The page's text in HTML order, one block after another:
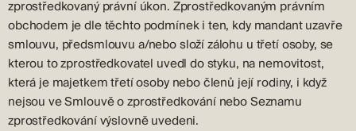
zprostředkovaný právní úkon. Zprostředkovaným právním
obchodem je dle těchto podmínek i ten, kdy mandant uzavře
smlouvu, předsmlouvu a/nebo složí zálohu u třetí osoby, se
kterou to zprostředkovatel uvedl do styku, na nemovitost,
která je majetkem třetí osoby nebo členů její rodiny, i když
nejsou ve Smlouvě o zprostředkování nebo Seznamu
zprostředkování výslovně uvedeni.